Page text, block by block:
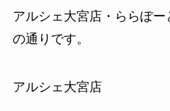
アルシェ大宮店・ららぽ
の通りです。
アルシェ大宮店